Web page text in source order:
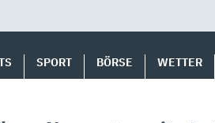
SPORT BÖRSE WETTER